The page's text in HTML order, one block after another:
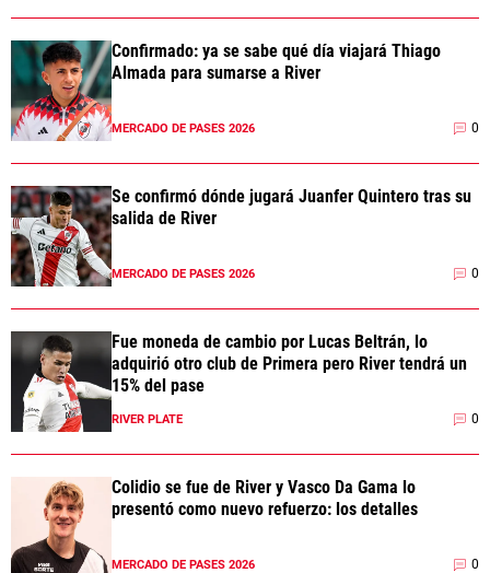
Confirmado: ya se sabe qué día viajará Thiago
Almada para sumarse a River
MERCADO DE PASES 2026 0
Se confirmó dónde jugará Juanfer Quintero tras su
salida de River
MERCADO DE PASES 2026 0
Fue moneda de cambio por Lucas Beltrán, lo
adquirió otro club de Primera pero River tendrá un
15% del pase
RIVER PLATE 0
Colidio se fue de River y Vasco Da Gama lo
presentó como nuevo refuerzo: los detalles
MERCADO DE PASES 2026 0